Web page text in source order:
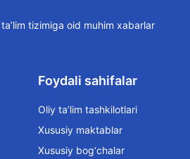
tizimiga oid muhim xabarlar
Foydali sahifalar
Oliy ta’lim tashkilotlari
Xususiy maktablar
Xususiy bog‘chalar